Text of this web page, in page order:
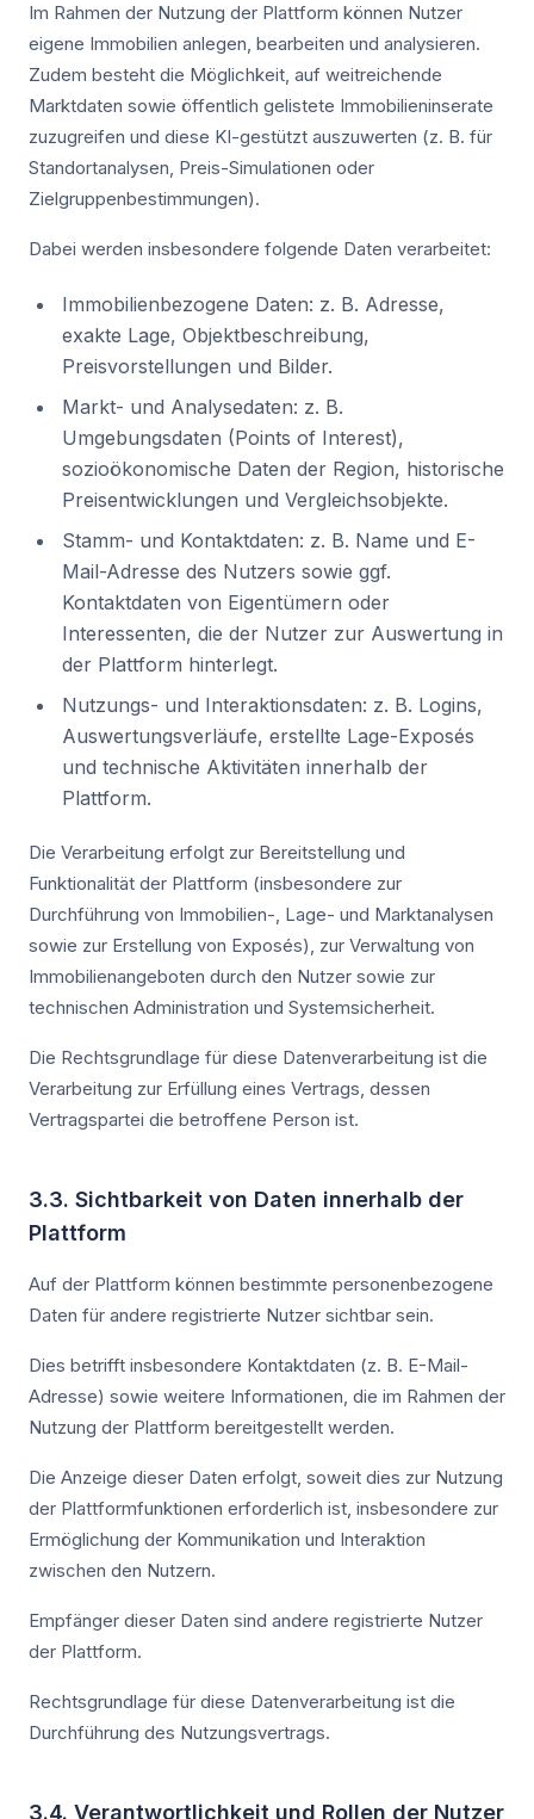
Im Rahmen der Nutzung der Plattform können Nutzer
eigene Immobilien anlegen, bearbeiten und analysieren.
Zudem besteht die Möglichkeit, auf weitreichende
Marktdaten sowie öffentlich gelistete Immobilieninserate
zuzugreifen und diese KI-gestützt auszuwerten (z. B. für
Standortanalysen, Preis-Simulationen oder
Zielgruppenbestimmungen).
Dabei werden insbesondere folgende Daten verarbeitet:
Immobilienbezogene Daten: z. B. Adresse,
exakte Lage, Objektbeschreibung,
Preisvorstellungen und Bilder.
Markt- und Analysedaten: z. B.
Umgebungsdaten (Points of Interest),
sozioökonomische Daten der Region, historische
Preisentwicklungen und Vergleichsobjekte.
Stamm- und Kontaktdaten: z. B. Name und E-
Mail-Adresse des Nutzers sowie ggf.
Kontaktdaten von Eigentümern oder
Interessenten, die der Nutzer zur Auswertung in
der Plattform hinterlegt.
Nutzungs- und Interaktionsdaten: z. B. Logins,
Auswertungsverläufe, erstellte Lage-Exposés
und technische Aktivitäten innerhalb der
Plattform.
Die Verarbeitung erfolgt zur Bereitstellung und
Funktionalität der Plattform (insbesondere zur
Durchführung von Immobilien-, Lage- und Marktanalysen
sowie zur Erstellung von Exposés), zur Verwaltung von
Immobilienangeboten durch den Nutzer sowie zur
technischen Administration und Systemsicherheit.
Die Rechtsgrundlage für diese Datenverarbeitung ist die
Verarbeitung zur Erfüllung eines Vertrags, dessen
Vertragspartei die betroffene Person ist.
3.3. Sichtbarkeit von Daten innerhalb der
Plattform
Auf der Plattform können bestimmte personenbezogene
Daten für andere registrierte Nutzer sichtbar sein.
Dies betrifft insbesondere Kontaktdaten (z. B. E-Mail-
Adresse) sowie weitere Informationen, die im Rahmen der
Nutzung der Plattform bereitgestellt werden.
Die Anzeige dieser Daten erfolgt, soweit dies zur Nutzung
der Plattformfunktionen erforderlich ist, insbesondere zur
Ermöglichung der Kommunikation und Interaktion
zwischen den Nutzern.
Empfänger dieser Daten sind andere registrierte Nutzer
der Plattform.
Rechtsgrundlage für diese Datenverarbeitung ist die
Durchführung des Nutzungsvertrags.
3.4. Verantwortlichkeit und Rollen der Nutzer